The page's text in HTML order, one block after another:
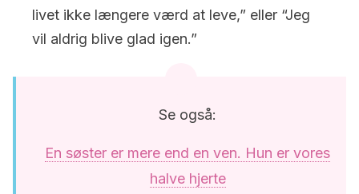
livet ikke længere værd at leve,” eller “Jeg
vil aldrig blive glad igen.”
Se også:
En søster er mere end en ven. Hun er vores
halve hjerte